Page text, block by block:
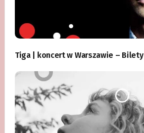
Tiga | koncert w Warszawie – Bilety